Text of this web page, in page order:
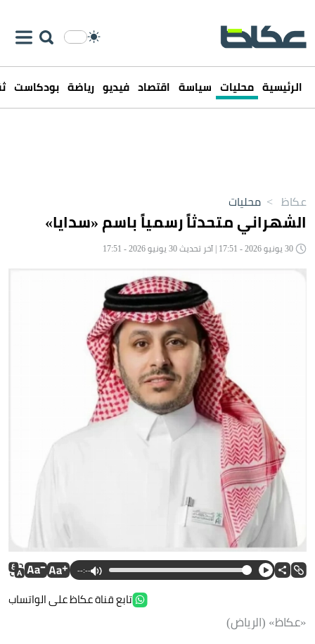
الرئيسية محليات سياسة اقتصاد فيديو رياضة بودكاست
عكاظ > محليات
الشهراني متحدثاً رسمياً باسم «سدايا»
--:--
تابع قناة عكاظ على الواتساب
«عكاظ» (الرياض)